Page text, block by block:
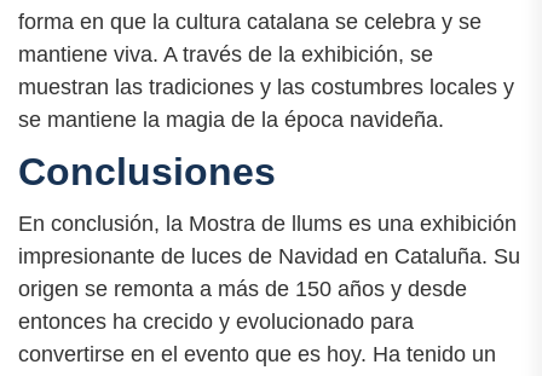
forma en que la cultura catalana se celebra y se
mantiene viva. A través de la exhibición, se
muestran las tradiciones y las costumbres locales y
se mantiene la magia de la época navideña.
Conclusiones
En conclusión, la Mostra de llums es una exhibición
impresionante de luces de Navidad en Cataluña. Su
origen se remonta a más de 150 años y desde
entonces ha crecido y evolucionado para
convertirse en el evento que es hoy. Ha tenido un